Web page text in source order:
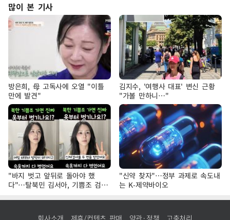
많이 본 기사
방은희, 母 고독사에 오열 "이틀
만에 발견"
김지수, '여행사 대표' 변신 근황
"가볼 만하니…"
"바지 벗고 앞뒤로 돌아야 했
다"…탈북민 김서아, 기쁨조 검사
수치심 회상
"신약 찾자"…정부 과제로 속도내
는 K-제약바이오